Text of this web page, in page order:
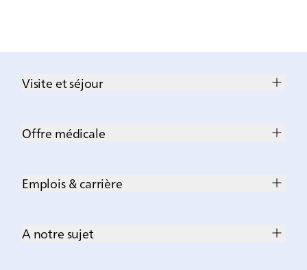
Visite et séjour
Offre médicale
Emplois & carrière
A notre sujet